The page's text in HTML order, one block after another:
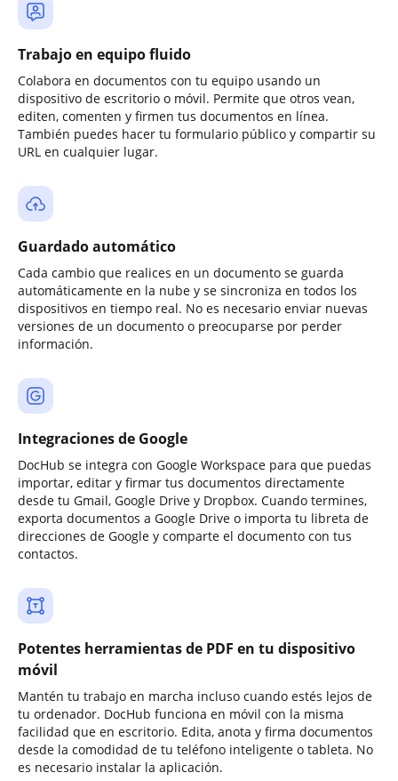
Trabajo en equipo fluido
Colabora en documentos con tu equipo usando un
dispositivo de escritorio o móvil. Permite que otros vean,
editen, comenten y firmen tus documentos en línea.
También puedes hacer tu formulario público y compartir su
URL en cualquier lugar.
Guardado automático
Cada cambio que realices en un documento se guarda
automáticamente en la nube y se sincroniza en todos los
dispositivos en tiempo real. No es necesario enviar nuevas
versiones de un documento o preocuparse por perder
información.
Integraciones de Google
DocHub se integra con Google Workspace para que puedas
importar, editar y firmar tus documentos directamente
desde tu Gmail, Google Drive y Dropbox. Cuando termines,
exporta documentos a Google Drive o importa tu libreta de
direcciones de Google y comparte el documento con tus
contactos.
Potentes herramientas de PDF en tu dispositivo
móvil
Mantén tu trabajo en marcha incluso cuando estés lejos de
tu ordenador. DocHub funciona en móvil con la misma
facilidad que en escritorio. Edita, anota y firma documentos
desde la comodidad de tu teléfono inteligente o tableta. No
es necesario instalar la aplicación.